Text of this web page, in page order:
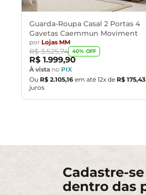
Guarda-Roupa Casal 2 Portas 4
Gavetas Caemmun Moviment
por Lojas MM
R$ 3.525,74 40% OFF
R$ 1.999,90
À vista no PIX
Ou R$ 2.105,16 em até 12x de R$ 175,43
juros
Cadastre-
dentro das